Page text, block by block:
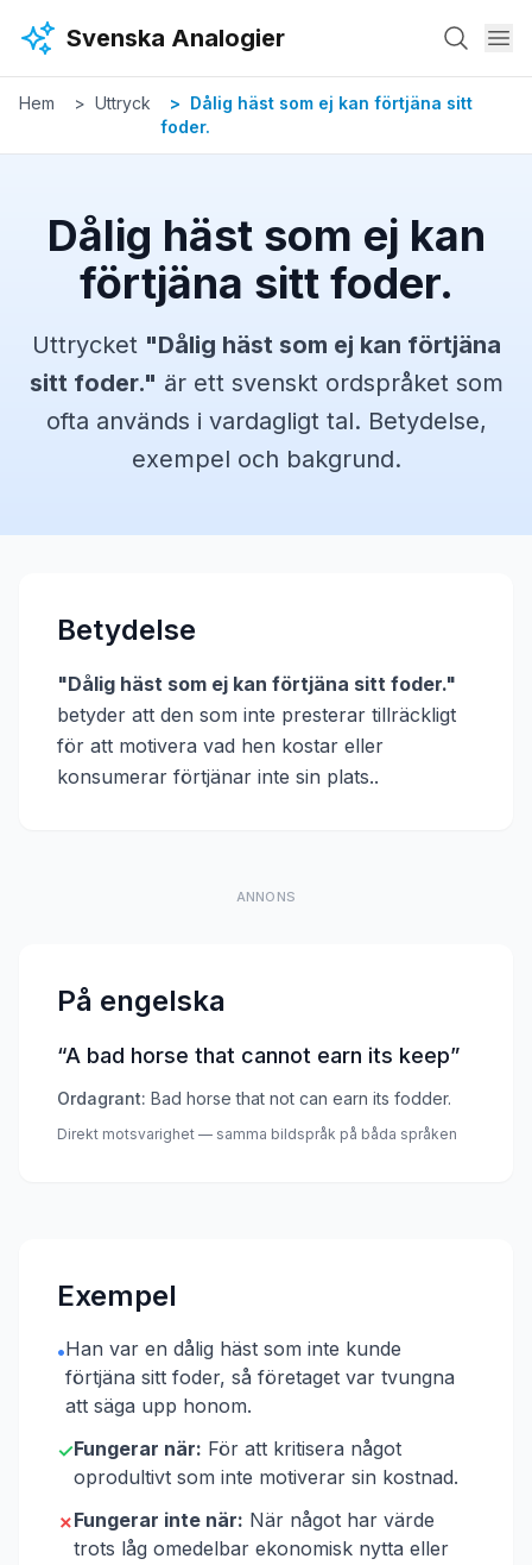
Svenska Analogier
Hem Uttryck
Dålig häst som ej kan förtjäna sitt
foder.
Dålig häst som ej kan
förtjäna sitt foder.
Uttrycket "Dålig häst som ej kan förtjäna
sitt foder." är ett svenskt ordspråket som
ofta används i vardagligt tal. Betydelse,
exempel och bakgrund.
Betydelse
"Dålig häst som ej kan förtjäna sitt foder."
betyder att den som inte presterar tillräckligt
för att motivera vad hen kostar eller
konsumerar förtjänar inte sin plats..
ANNONS
På engelska
“A bad horse that cannot earn its keep”
Ordagrant: Bad horse that not can earn its fodder.
Direkt motsvarighet — samma bildspråk på båda språken
Exempel
•Han var en dålig häst som inte kunde
förtjäna sitt foder, så företaget var tvungna
att säga upp honom.
✓Fungerar när: För att kritisera något
oprodultivt som inte motiverar sin kostnad.
✗Fungerar inte när: När något har värde
trots låg omedelbar ekonomisk nytta eller